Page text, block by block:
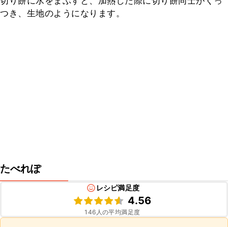
つき、生地のようになります。
たべれぽ
レシピ満足度
4.56
146 人の平均満足度